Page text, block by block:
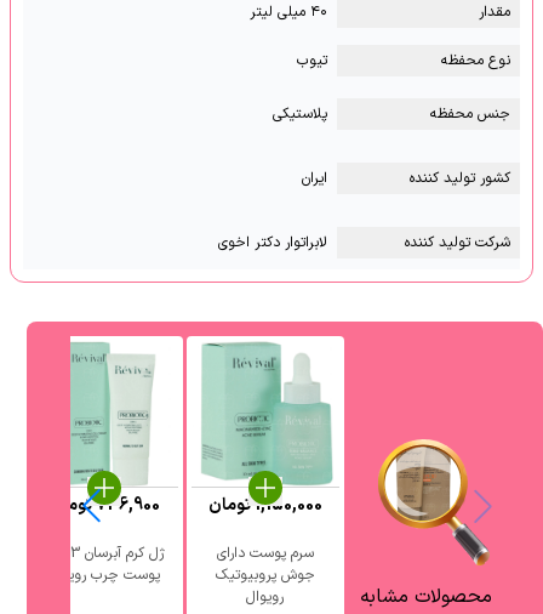
مقدار
۴۰ میلی لیتر
نوع محفظه تیوب
جنس محفظه پلاستیکی
کشور تولید کننده ایران
شرکت تولید کننده لابراتوار دکتر اخوی
محصولات مشابه
سرم پوست دارای
جوش پروبیوتیک
رویوال
1,150,000تومان
پوست چرب رویوال
736,900تومان